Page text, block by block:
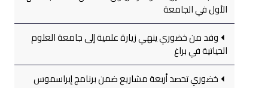
الأول في الجامعة
وفد من خضوري ينهي زيارة علمية إلى جامعة العلوم
الحياتية في براغ
خضوري تحصد أربعة مشاريع ضمن برنامج إيراسموس